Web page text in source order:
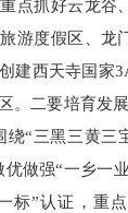
点抓好云龙谷
游度假区、龙
建西天寺国家
。二要培育发
绕“三黑三黄三
做强“一乡一
标”认证，重